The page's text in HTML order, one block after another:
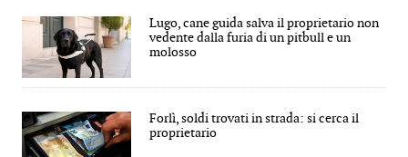
Lugo, cane guida salva il proprietario non
vedente dalla furia di un pitbull e un
molosso
Forlì, soldi trovati in strada: si cerca il
proprietario